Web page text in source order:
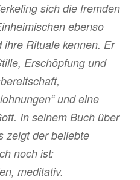
sich die fremden
ebenso
Rituale kennen. Er
Erschöpfung und
und eine
In seinem Buch über
zeigt der beliebte
noch ist:
meditativ.